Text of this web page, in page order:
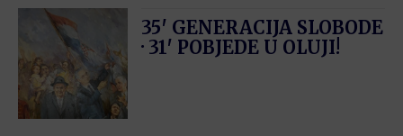
35′ GENERACIJA SLOBODE
· 31′ POBJEDE U OLUJI!